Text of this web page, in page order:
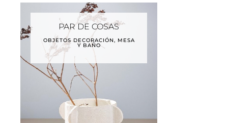
PAR DE COSAS
OBJETOS DECORACIÓN, MESA
Y BAÑO